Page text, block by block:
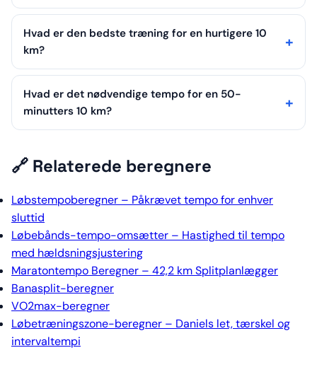
Hvad er den bedste træning for en hurtigere 10
km?
Hvad er det nødvendige tempo for en 50-
minutters 10 km?
🔗 Relaterede beregnere
Løbstempoberegner – Påkrævet tempo for enhver
sluttid
Løbebånds-tempo-omsætter – Hastighed til tempo
med hældsningsjustering
Maratontempo Beregner – 42,2 km Splitplanlægger
Banasplit-beregner
VO2max-beregner
Løbetræningszone-beregner – Daniels let, tærskel og
intervaltempi